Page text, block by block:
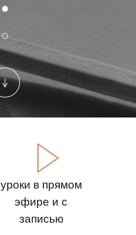
уроки в прямом
эфире и с
записью